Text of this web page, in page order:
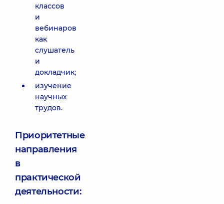
классов
и
вебинаров
как
слушатель
и
докладчик;
изучение
научных
трудов.
Приоритетные
направления
в
практической
деятельности: